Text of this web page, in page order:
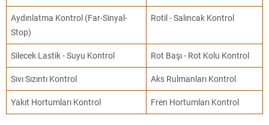
Aydınlatma Kontrol (Far-Sinyal-
Stop)
Rotil - Salıncak Kontrol
Silecek Lastik - Suyu Kontrol Rot Başı - Rot Kolu Kontrol
Sıvı Sızıntı Kontrol Aks Rulmanları Kontrol
Yakıt Hortumları Kontrol Fren Hortumları Kontrol